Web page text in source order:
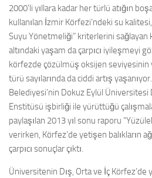
2000’li yıllara kadar her türlü atığın
kullanılan İzmir Körfezi’ndeki su
Suyu Yönetmeliği” kriterlerini sağlayan
altındaki yaşam da çarpıcı iyileşmeyi
körfezde çözülmüş oksijen seviyesinin
türü sayılarında da ciddi artış
Belediyesi’nin Dokuz Eylül
Enstitüsü işbirliği ile yürüttüğü
paylaşılan 2013 yıl sonu raporu
verirken, Körfez’de yetişen balıkların
çarpıcı sonuçlar çıktı.
Üniversitenin Dış, Orta ve İç Körfez’de